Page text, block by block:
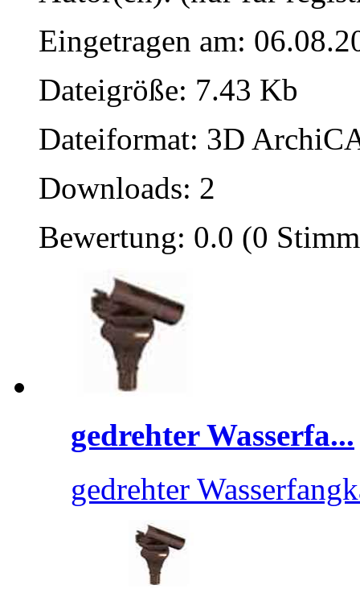
Eingetragen am:
Dateigröße: 7.43 Kb
Dateiformat: 3D
Downloads: 2
Bewertung: 0.0 (0
gedrehter Wasserfa...
gedrehter